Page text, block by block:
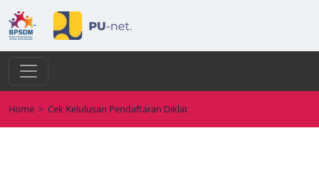
Home > Cek Kelulusan Pendaftaran Diklat